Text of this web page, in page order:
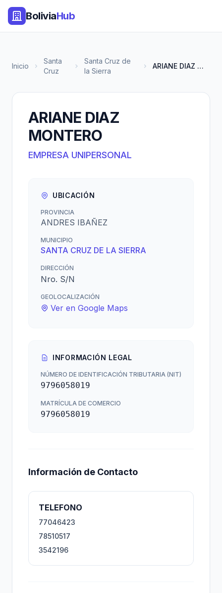
BoliviaHub
Inicio
Santa
Cruz
Santa Cruz de
la Sierra
ARIANE DIAZ MONTERO
ARIANE DIAZ
MONTERO
EMPRESA UNIPERSONAL
UBICACIÓN
PROVINCIA
ANDRES IBAÑEZ
MUNICIPIO
SANTA CRUZ DE LA SIERRA
DIRECCIÓN
Nro. S/N
GEOLOCALIZACIÓN
Ver en Google Maps
INFORMACIÓN LEGAL
NÚMERO DE IDENTIFICACIÓN TRIBUTARIA (NIT)
9796058019
MATRÍCULA DE COMERCIO
9796058019
Información de Contacto
TELEFONO
77046423
78510517
3542196